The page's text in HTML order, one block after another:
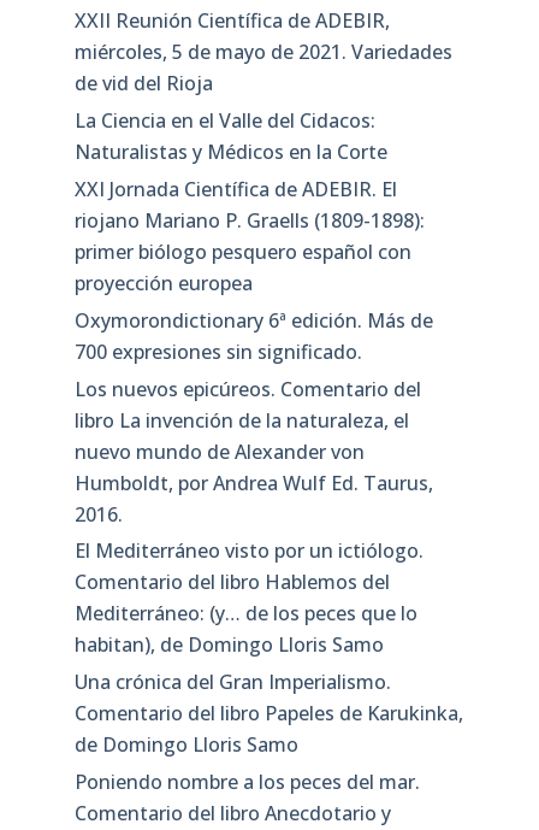
XXII Reunión Científica de ADEBIR,
miércoles, 5 de mayo de 2021. Variedades
de vid del Rioja
La Ciencia en el Valle del Cidacos:
Naturalistas y Médicos en la Corte
XXI Jornada Científica de ADEBIR. El
riojano Mariano P. Graells (1809-1898):
primer biólogo pesquero español con
proyección europea
Oxymorondictionary 6ª edición. Más de
700 expresiones sin significado.
Los nuevos epicúreos. Comentario del
libro La invención de la naturaleza, el
nuevo mundo de Alexander von
Humboldt, por Andrea Wulf Ed. Taurus,
2016.
El Mediterráneo visto por un ictiólogo.
Comentario del libro Hablemos del
Mediterráneo: (y… de los peces que lo
habitan), de Domingo Lloris Samo
Una crónica del Gran Imperialismo.
Comentario del libro Papeles de Karukinka,
de Domingo Lloris Samo
Poniendo nombre a los peces del mar.
Comentario del libro Anecdotario y